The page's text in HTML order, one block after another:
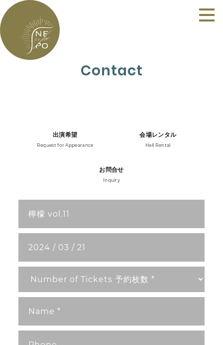
Contact
出演希望
Request for Appearance
会場レンタル
Hall Rental
お問合せ
Inquiry